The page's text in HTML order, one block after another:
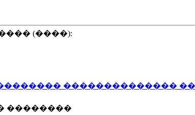
(����):
��������������
��������